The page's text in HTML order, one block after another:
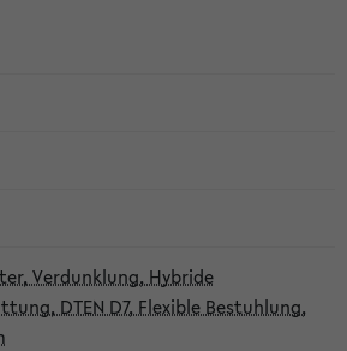
Verdunklung, Hybride
DTEN D7, Flexible Bestuhlung,